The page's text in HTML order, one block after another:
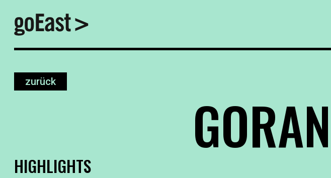
zurück
GORAN
HIGHLIGHTS